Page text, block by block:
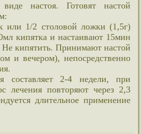
настоя. Готовят настой
или 1/2 столовой ложки (1,5г)
кипятка и настаивают 15мин
Не кипятить. Принимают настой
и вечером), непосредственно
2-4 недели, при
лечения повторяют через 2,3
длительное применение